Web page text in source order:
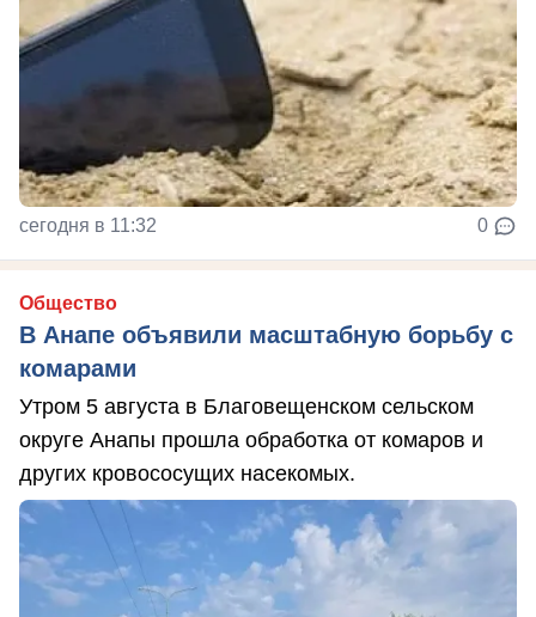
сегодня в 11:32 0
Общество
В Анапе объявили масштабную борьбу с
комарами
Утром 5 августа в Благовещенском сельском
округе Анапы прошла обработка от комаров и
других кровососущих насекомых.